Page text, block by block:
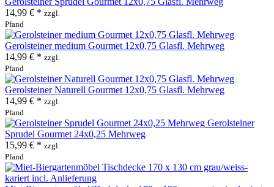
14,99 € * zzgl.
Pfand
Gerolsteiner medium Gourmet 12x0,75 Glasfl. Mehrweg
14,99 € * zzgl.
Pfand
Gerolsteiner Naturell Gourmet 12x0,75 Glasfl. Mehrweg
14,99 € * zzgl.
Pfand
Gerolsteiner
Sprudel Gourmet 24x0,25 Mehrweg
15,99 € * zzgl.
Pfand